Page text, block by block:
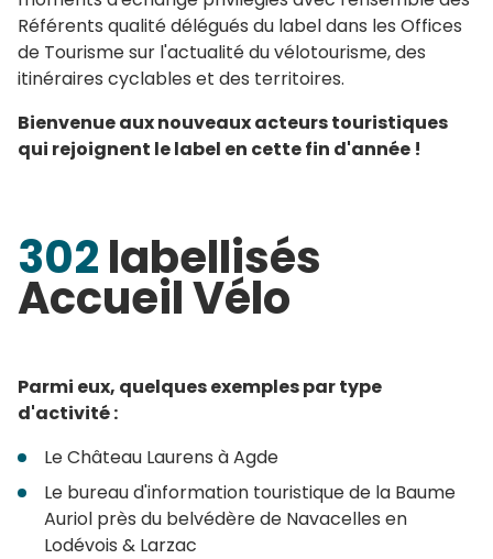
Référents qualité délégués du label dans les Offices
de Tourisme sur l'actualité du vélotourisme, des
itinéraires cyclables et des territoires.
Bienvenue aux nouveaux acteurs touristiques
qui rejoignent le label en cette fin d'année !
302labellisés
Accueil Vélo
Parmi eux, quelques exemples par type
d'activité :
Le Château Laurens à Agde
Le bureau d'information touristique de la Baume
Auriol près du belvédère de Navacelles en
Lodévois & Larzac